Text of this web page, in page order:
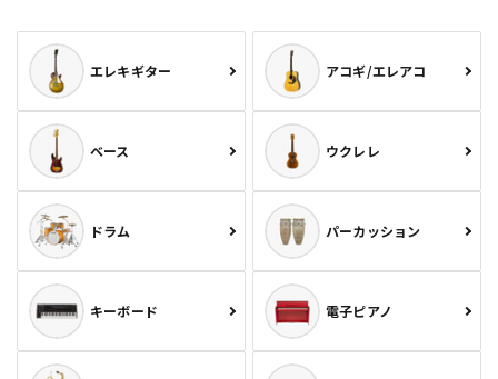
エレキギター アコギ/エレアコ
ベース ウクレレ
ドラム パーカッション
キーボード 電子ピアノ